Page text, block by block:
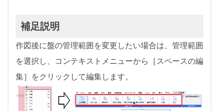
補足説明
作図後に盤の管理範囲を変更したい場合は、管理範囲
を選択し、コンテキストメニューから［スペースの編
集］をクリックして編集します。